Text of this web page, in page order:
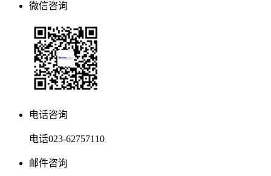
微信咨询
电话咨询
电话023-62757110
邮件咨询